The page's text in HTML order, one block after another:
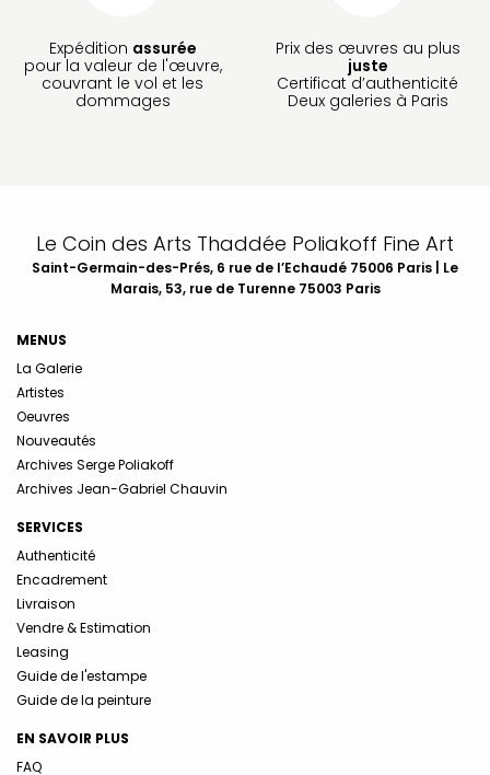
Expédition assurée
pour la valeur de l'œuvre,
couvrant le vol et les
dommages
Prix des œuvres au plus
juste
Certificat d’authenticité
Deux galeries à Paris
Le Coin des Arts Thaddée Poliakoff Fine Art
Saint-Germain-des-Prés, 6 rue de l’Echaudé 75006 Paris | Le
Marais, 53, rue de Turenne 75003 Paris
MENUS
La Galerie
Artistes
Oeuvres
Nouveautés
Archives Serge Poliakoff
Archives Jean-Gabriel Chauvin
SERVICES
Authenticité
Encadrement
Livraison
Vendre & Estimation
Leasing
Guide de l'estampe
Guide de la peinture
EN SAVOIR PLUS
FAQ